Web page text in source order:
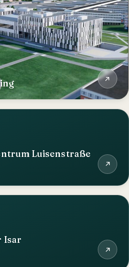
Luisenstraße
Isar